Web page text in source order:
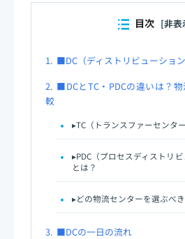
目次 [非表
1. ■DC（ディストリビューショ
2. ■DCとTC・PDCの違いは？
較
▸TC（トランスファーセンタ
▸PDC（プロセスディストリ
とは？
▸どの物流センターを選ぶべ
3. ■DCの一日の流れ